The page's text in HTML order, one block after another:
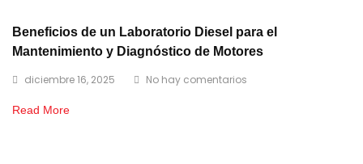
Beneficios de un Laboratorio Diesel para el
Mantenimiento y Diagnóstico de Motores
diciembre 16, 2025 No hay comentarios
Read More